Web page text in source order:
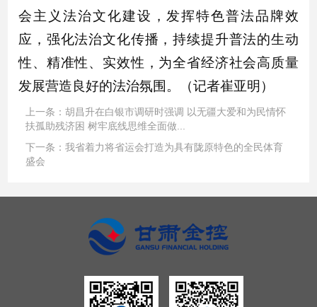
会主义法治文化建设，发挥特色普法品牌效
应，强化法治文化传播，持续提升普法的生动
性、精准性、实效性，为全省经济社会高质量
发展营造良好的法治氛围。（记者崔亚明）
上一条：胡昌升在白银市调研时强调 以无疆大爱和为民情怀
扶孤助残济困 树牢底线思维全面做...
下一条：我省着力将省运会打造为具有陇原特色的全民体育
盛会